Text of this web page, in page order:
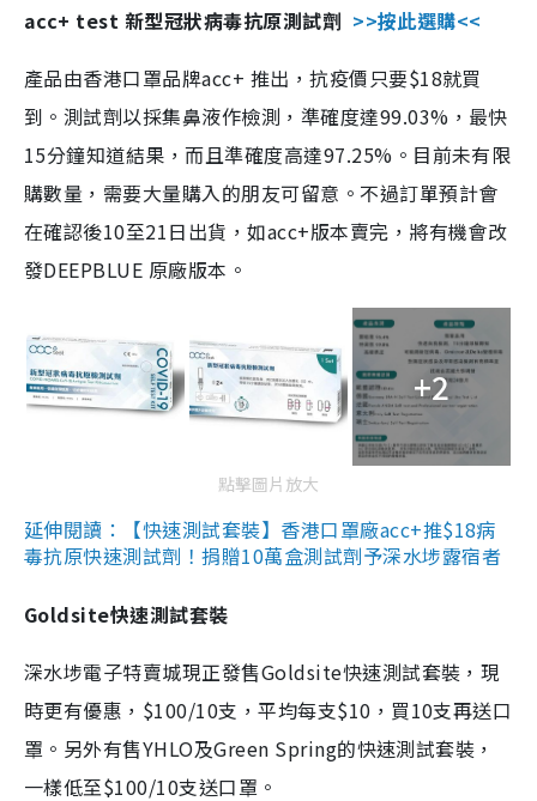
acc+ test 新型冠狀病毒抗原測試劑 >>按此選購<<
產品由香港口罩品牌acc+ 推出，抗疫價只要$18就買
到。測試劑以採集鼻液作檢測，準確度達99.03%，最快
15分鐘知道結果，而且準確度高達97.25%。目前未有限
購數量，需要大量購入的朋友可留意。不過訂單預計會
在確認後10至21日出貨，如acc+版本賣完，將有機會改
發DEEPBLUE 原廠版本。
+2
點擊圖片放大
延伸閱讀：【快速測試套裝】香港口罩廠acc+推$18病
毒抗原快速測試劑！捐贈10萬盒測試劑予深水埗露宿者
Goldsite快速測試套裝
深水埗電子特賣城現正發售Goldsite快速測試套裝，現
時更有優惠，$100/10支，平均每支$10，買10支再送口
罩。另外有售YHLO及Green Spring的快速測試套裝，
一樣低至$100/10支送口罩。